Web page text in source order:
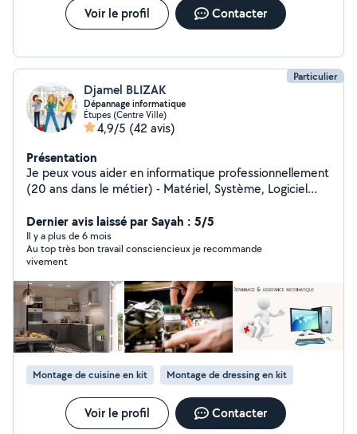
Voir le profil Contacter
Particulier
Djamel BLIZAK
Dépannage informatique
Étupes (Centre Ville)
4,9/5 (42 avis)
Présentation
Je peux vous aider en informatique professionnellement
(20 ans dans le métier) - Matériel, Système, Logiciel
surveillance Je peux aussi vous aider dans tout autre
service - Montage et démontage tout type de meuble -
Installation cuisine équipée sur mesure
Dernier avis laissé par Sayah : 5/5
Il y a plus de 6 mois
Au top très bon travail consciencieux je recommande
vivement
Montage de cuisine en kit Montage de dressing en kit
Voir le profil Contacter